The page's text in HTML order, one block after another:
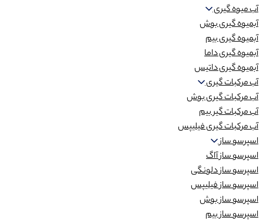
آب میوه گیری
آبمیوه گیری بوش
آبمیوه گیری بیم
آبمیوه گیری داما
آبمیوه گیری داتیس
آب مرکبات گیری
آب مرکبات گیری بوش
آب مرکبات گیر بیم
آب مرکبات گیری فیلیپس
اسپرسو ساز
اسپرسو ساز آاگ
اسپرسو ساز دلونگی
اسپرسو ساز فیلیپس
اسپرسو ساز بوش
اسپرسو ساز بیم